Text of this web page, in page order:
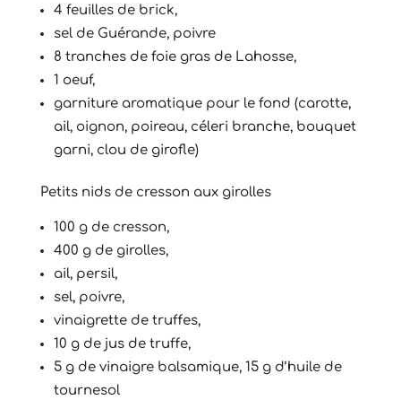
4 feuilles de brick,
sel de Guérande, poivre
8 tranches de foie gras de Lahosse,
1 oeuf,
garniture aromatique pour le fond (carotte,
ail, oignon, poireau, céleri branche, bouquet
garni, clou de girofle)
Petits nids de cresson aux girolles
100 g de cresson,
400 g de girolles,
ail, persil,
sel, poivre,
vinaigrette de truffes,
10 g de jus de truffe,
5 g de vinaigre balsamique, 15 g d’huile de
tournesol